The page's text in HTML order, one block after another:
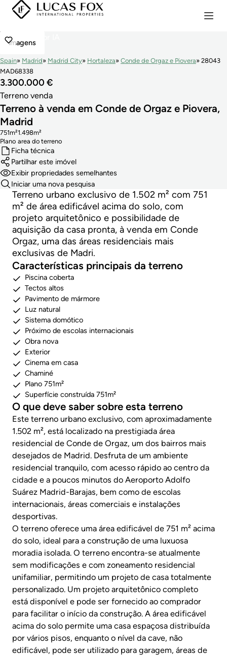
imagens
Spain Madrid Madrid City Hortaleza Conde de Orgaz e Piovera
28043
MAD68338
3.300.000 €
Terreno venda
Terreno à venda em Conde de Orgaz e Piovera,
Madrid
Plano
751m²
area do terreno
1.498m²
Ficha técnica
Partilhar este imóvel
Exibir propriedades semelhantes
Iniciar uma nova pesquisa
Terreno urbano exclusivo de 1.502 m² com 751
m² de área edificável acima do solo, com
projeto arquitetônico e possibilidade de
aquisição da casa pronta, à venda em Conde
Orgaz, uma das áreas residenciais mais
exclusivas de Madri.
Características principais da terreno
Piscina coberta
Tectos altos
Pavimento de mármore
Luz natural
Sistema domótico
Próximo de escolas internacionais
Obra nova
Exterior
Cinema em casa
Chaminé
Plano 751m²
Superfície construída 751m²
O que deve saber sobre esta terreno
Este terreno urbano exclusivo, com aproximadamente
1.502 m², está localizado na prestigiada área
residencial de Conde de Orgaz, um dos bairros mais
desejados de Madrid. Desfruta de um ambiente
residencial tranquilo, com acesso rápido ao centro da
cidade e a poucos minutos do Aeroporto Adolfo
Suárez Madrid-Barajas, bem como de escolas
internacionais, áreas comerciais e instalações
desportivas.
O terreno oferece uma área edificável de 751 m² acima
do solo, ideal para a construção de uma luxuosa
moradia isolada. O terreno encontra-se atualmente
sem modificações e com zoneamento residencial
unifamiliar, permitindo um projeto de casa totalmente
personalizado. Um projeto arquitetônico completo
está disponível e pode ser fornecido ao comprador
para facilitar o início da construção. A área edificável
acima do solo permite uma casa espaçosa distribuída
por vários pisos, enquanto o nível da cave, não
edificável, pode ser utilizado para garagem, áreas de